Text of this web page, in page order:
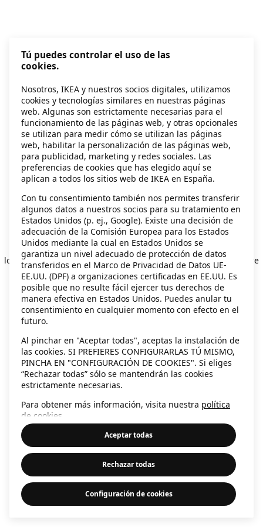
Application error: a client-side exception has occurred
loadingsecondhand.ikea.com (see the browser console for more
information).
Tú puedes controlar el uso de las
cookies.
Nosotros, IKEA y nuestros socios digitales, utilizamos
cookies y tecnologías similares en nuestras páginas
web. Algunas son estrictamente necesarias para el
funcionamiento de las páginas web, y otras opcionales
se utilizan para medir cómo se utilizan las páginas
web, habilitar la personalización de las páginas web,
para publicidad, marketing y redes sociales. Las
preferencias de cookies que has elegido aquí se
aplican a todos los sitios web de IKEA en España.
Con tu consentimiento también nos permites transferir
algunos datos a nuestros socios para su tratamiento en
Estados Unidos (p. ej., Google). Existe una decisión de
adecuación de la Comisión Europea para los Estados
Unidos mediante la cual en Estados Unidos se
garantiza un nivel adecuado de protección de datos
transferidos en el Marco de Privacidad de Datos UE-
EE.UU. (DPF) a organizaciones certificadas en EE.UU. Es
posible que no resulte fácil ejercer tus derechos de
manera efectiva en Estados Unidos. Puedes anular tu
consentimiento en cualquier momento con efecto en el
futuro.
Al pinchar en "Aceptar todas", aceptas la instalación de
las cookies. SI PREFIERES CONFIGURARLAS TÚ MISMO,
PINCHA EN "CONFIGURACIÓN DE COOKIES". Si eliges
“Rechazar todas” sólo se mantendrán las cookies
estrictamente necesarias.
Para obtener más información, visita nuestra política
de cookies
Aceptar todas
Rechazar todas
Configuración de cookies